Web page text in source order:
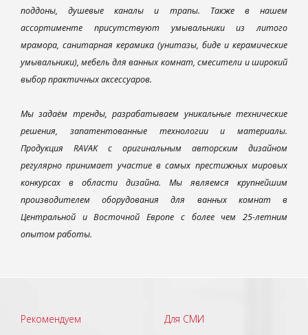
поддоны, душевые каналы и трапы. Также в нашем
ассортименте присутствуют умывальники из литого
мрамора, санитарная керамика (унитазы, биде и керамические
умывальники), мебель для ванных комнат, смесители и широкий
выбор практичных аксессуаров.
Мы задаём тренды, разрабатываем уникальные технические
решения, запатентованные технологии и материалы.
Продукция RAVAK с оригинальным авторским дизайном
регулярно принимает участие в самых престижных мировых
конкурсах в области дизайна. Мы являемся крупнейшим
производителем оборудования для ванных комнат в
Центральной и Восточной Европе с более чем 25-летним
опытом работы.
Рекомендуем Для СМИ